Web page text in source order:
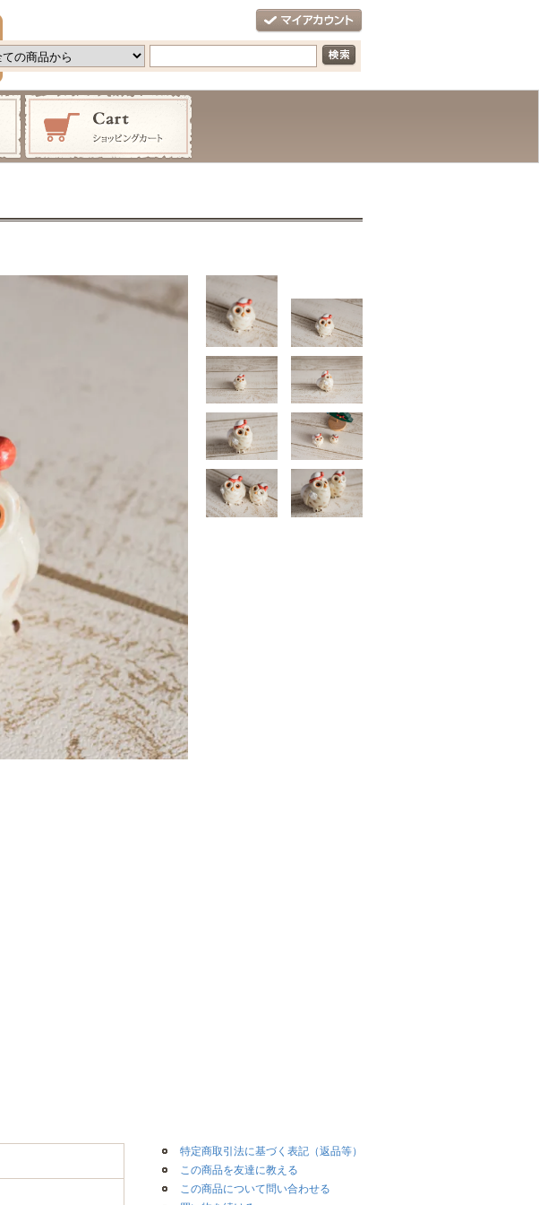
特定商取引法に基づく表記（返品等）
この商品を友達に教える
この商品について問い合わせる